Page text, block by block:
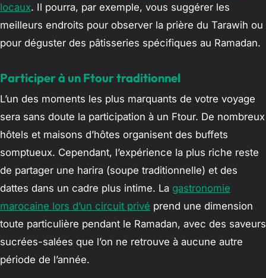
locaux. Il pourra, par exemple, vous suggérer les
meilleurs endroits pour observer la prière du Tarawih ou
pour déguster des pâtisseries spécifiques au Ramadan.
Participer à un Ftour traditionnel
L’un des moments les plus marquants de votre voyage
sera sans doute la participation à un Ftour. De nombreux
hôtels et maisons d’hôtes organisent des buffets
somptueux. Cependant, l’expérience la plus riche reste
de partager une harira (soupe traditionnelle) et des
dattes dans un cadre plus intime. La gastronomie
marocaine lors d’un circuit privé prend une dimension
toute particulière pendant le Ramadan, avec des saveurs
sucrées-salées que l’on ne retrouve à aucune autre
période de l’année.